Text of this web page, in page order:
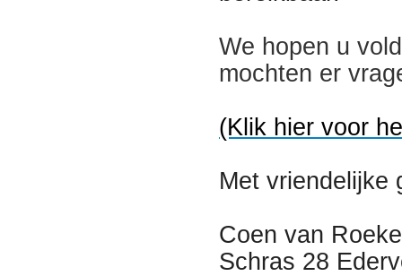
We hopen u
mochten er
(Klik hier voor
Met vriendelijke
Coen van
Schras 28